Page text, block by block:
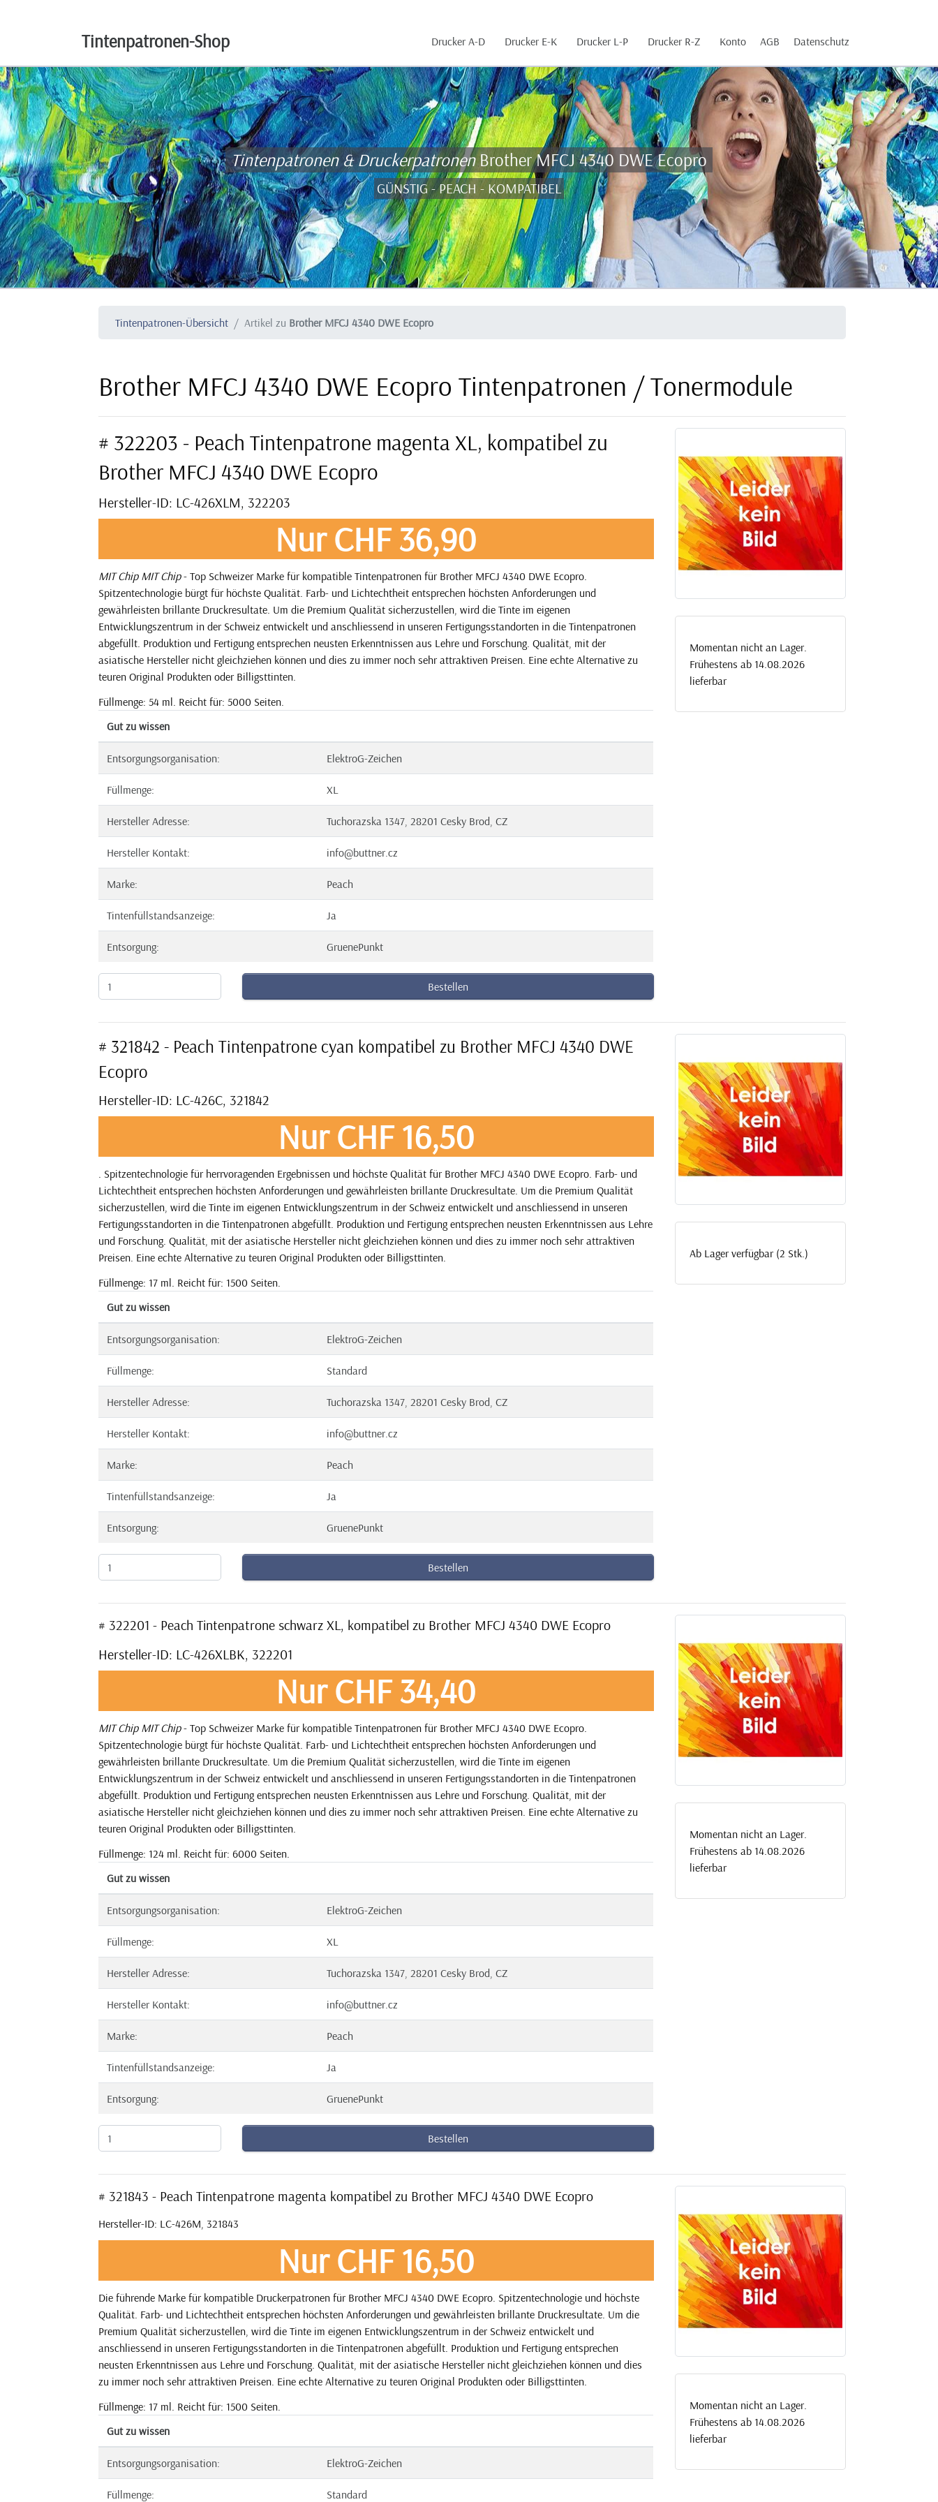
Tintenpatronen-Shop Drucker A-D Drucker E-K Drucker L-P Drucker R-Z Konto AGB Datenschutz
Tintenpatronen & DruckerpatronenBrother MFCJ 4340 DWE Ecopro
GÜNSTIG - PEACH - KOMPATIBEL
Tintenpatronen-Übersicht Artikel zu Brother MFCJ 4340 DWE Ecopro
Brother MFCJ 4340 DWE Ecopro Tintenpatronen / Tonermodule
# 322203 - Peach Tintenpatrone magenta XL, kompatibel zu
Brother MFCJ 4340 DWE Ecopro
Hersteller-ID: LC-426XLM, 322203
Nur CHF 36,90
MIT Chip MIT Chip- Top Schweizer Marke für kompatible Tintenpatronen für Brother MFCJ 4340 DWE Ecopro.
Spitzentechnologie bürgt für höchste Qualität. Farb- und Lichtechtheit entsprechen höchsten Anforderungen und
gewährleisten brillante Druckresultate. Um die Premium Qualität sicherzustellen, wird die Tinte im eigenen
Entwicklungszentrum in der Schweiz entwickelt und anschliessend in unseren Fertigungsstandorten in die Tintenpatronen
abgefüllt. Produktion und Fertigung entsprechen neusten Erkenntnissen aus Lehre und Forschung. Qualität, mit der
asiatische Hersteller nicht gleichziehen können und dies zu immer noch sehr attraktiven Preisen. Eine echte Alternative zu
teuren Original Produkten oder Billigsttinten.
Füllmenge: 54 ml. Reicht für: 5000 Seiten.
Gut zu wissen
Entsorgungsorganisation: ElektroG-Zeichen
Füllmenge: XL
Hersteller Adresse: Tuchorazska 1347, 28201 Cesky Brod, CZ
Hersteller Kontakt: info@buttner.cz
Marke: Peach
Tintenfüllstandsanzeige: Ja
Entsorgung: GruenePunkt
Bestellen
Momentan nicht an Lager.
Frühestens ab 14.08.2026
lieferbar
# 321842 - Peach Tintenpatrone cyan kompatibel zu Brother MFCJ 4340 DWE
Ecopro
Hersteller-ID: LC-426C, 321842
Nur CHF 16,50
. Spitzentechnologie für herrvoragenden Ergebnissen und höchste Qualität für Brother MFCJ 4340 DWE Ecopro. Farb- und
Lichtechtheit entsprechen höchsten Anforderungen und gewährleisten brillante Druckresultate. Um die Premium Qualität
sicherzustellen, wird die Tinte im eigenen Entwicklungszentrum in der Schweiz entwickelt und anschliessend in unseren
Fertigungsstandorten in die Tintenpatronen abgefüllt. Produktion und Fertigung entsprechen neusten Erkenntnissen aus Lehre
und Forschung. Qualität, mit der asiatische Hersteller nicht gleichziehen können und dies zu immer noch sehr attraktiven
Preisen. Eine echte Alternative zu teuren Original Produkten oder Billigsttinten.
Füllmenge: 17 ml. Reicht für: 1500 Seiten.
Gut zu wissen
Entsorgungsorganisation: ElektroG-Zeichen
Füllmenge: Standard
Hersteller Adresse: Tuchorazska 1347, 28201 Cesky Brod, CZ
Hersteller Kontakt: info@buttner.cz
Marke: Peach
Tintenfüllstandsanzeige: Ja
Entsorgung: GruenePunkt
Bestellen
Ab Lager verfügbar (2 Stk.)
# 322201 - Peach Tintenpatrone schwarz XL, kompatibel zu Brother MFCJ 4340 DWE Ecopro
Hersteller-ID: LC-426XLBK, 322201
Nur CHF 34,40
MIT Chip MIT Chip- Top Schweizer Marke für kompatible Tintenpatronen für Brother MFCJ 4340 DWE Ecopro.
Spitzentechnologie bürgt für höchste Qualität. Farb- und Lichtechtheit entsprechen höchsten Anforderungen und
gewährleisten brillante Druckresultate. Um die Premium Qualität sicherzustellen, wird die Tinte im eigenen
Entwicklungszentrum in der Schweiz entwickelt und anschliessend in unseren Fertigungsstandorten in die Tintenpatronen
abgefüllt. Produktion und Fertigung entsprechen neusten Erkenntnissen aus Lehre und Forschung. Qualität, mit der
asiatische Hersteller nicht gleichziehen können und dies zu immer noch sehr attraktiven Preisen. Eine echte Alternative zu
teuren Original Produkten oder Billigsttinten.
Füllmenge: 124 ml. Reicht für: 6000 Seiten.
Gut zu wissen
Entsorgungsorganisation: ElektroG-Zeichen
Füllmenge: XL
Hersteller Adresse: Tuchorazska 1347, 28201 Cesky Brod, CZ
Hersteller Kontakt: info@buttner.cz
Marke: Peach
Tintenfüllstandsanzeige: Ja
Entsorgung: GruenePunkt
Bestellen
Momentan nicht an Lager.
Frühestens ab 14.08.2026
lieferbar
# 321843 - Peach Tintenpatrone magenta kompatibel zu Brother MFCJ 4340 DWE Ecopro
Hersteller-ID: LC-426M, 321843
Nur CHF 16,50
Die führende Marke für kompatible Druckerpatronen für Brother MFCJ 4340 DWE Ecopro. Spitzentechnologie und höchste
Qualität. Farb- und Lichtechtheit entsprechen höchsten Anforderungen und gewährleisten brillante Druckresultate. Um die
Premium Qualität sicherzustellen, wird die Tinte im eigenen Entwicklungszentrum in der Schweiz entwickelt und
anschliessend in unseren Fertigungsstandorten in die Tintenpatronen abgefüllt. Produktion und Fertigung entsprechen
neusten Erkenntnissen aus Lehre und Forschung. Qualität, mit der asiatische Hersteller nicht gleichziehen können und dies
zu immer noch sehr attraktiven Preisen. Eine echte Alternative zu teuren Original Produkten oder Billigsttinten.
Füllmenge: 17 ml. Reicht für: 1500 Seiten.
Gut zu wissen
Entsorgungsorganisation: ElektroG-Zeichen
Füllmenge: Standard
Momentan nicht an Lager.
Frühestens ab 14.08.2026
lieferbar